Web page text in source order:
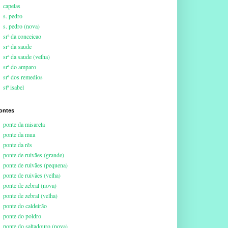
capelas
s. pedro
s. pedro (nova)
srª da conceicao
srª da saude
srª da saude (velha)
srª do amparo
srª dos remedios
stª isabel
ponte da misarela
ponte da mua
ponte da rês
ponte de ruivães (grande)
ponte de ruivães (pequena)
ponte de ruivães (velha)
ponte de zebral (nova)
ponte de zebral (velha)
ponte do caldeirão
ponte do poldro
ponte do saltadouro (nova)